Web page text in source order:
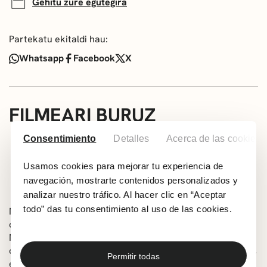
Consentimiento Detalles Acerca de las cookies
Usamos cookies para mejorar tu experiencia de
navegación, mostrarte contenidos personalizados y
analizar nuestro tráfico. Al hacer clic en “Aceptar
todo” das tu consentimiento al uso de las cookies.
Permitir todas
Partekatu ekitaldi hau:
Whatsapp
Facebook X
FILMEARI BURUZ
Hizkuntza: Gazteleraz
Adin guztiak
Zuzendaritza: Hayao Miyazaki
Mahito 12 urteko gazteak hiri berri batean finkatu nahi
du, ama hil eta gero. Hala ere, lertxun hiztun batek
Mahitori ama oraindik bizirik dagoela jakinarazten
dionean, dorre abandonatu batean sartzen da haren bila,
eta horrek beste mundu batera eramaten du. Filmaren